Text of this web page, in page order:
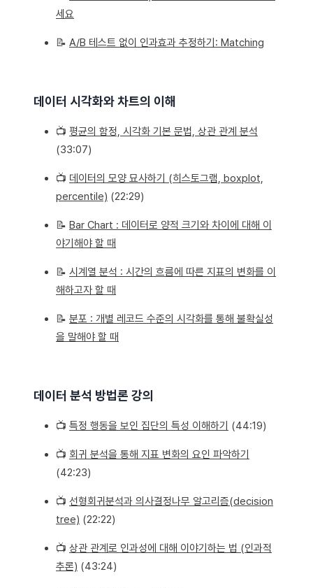
세요
📝 A/B 테스트 없이 인과효과 추정하기: Matching
데이터 시각화와 차트의 이해
📺 평균의 함정, 시각화 기본 문법, 상관 관계 분석
(33:07)
📺 데이터의 모양 묘사하기 (히스토그램, boxplot,
percentile) (22:29)
📝 Bar Chart : 데이터로 양적 크기와 차이에 대해 이
야기해야 할 때
📝 시계열 분석 : 시간의 흐름에 따른 지표의 변화를 이
해하고자 할 때
📝 분포 : 개별 레코드 수준의 시각화를 통해 불확실성
을 말해야 할 때
데이터 분석 방법론 강의
📺 특정 행동을 보인 집단의 특성 이해하기 (44:19)
📺 회귀 분석을 통해 지표 변화의 요인 파악하기
(42:23)
📺 선형회귀분석과 의사결정나무 알고리즘(decision
tree) (22:22)
📺 상관 관계로 인과성에 대해 이야기하는 법 (인과적
추론) (43:24)